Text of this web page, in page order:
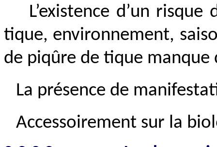
L’existence d’un
tique, environnement,
de piqûre de tique manque
La présence de
Accessoirement sur la